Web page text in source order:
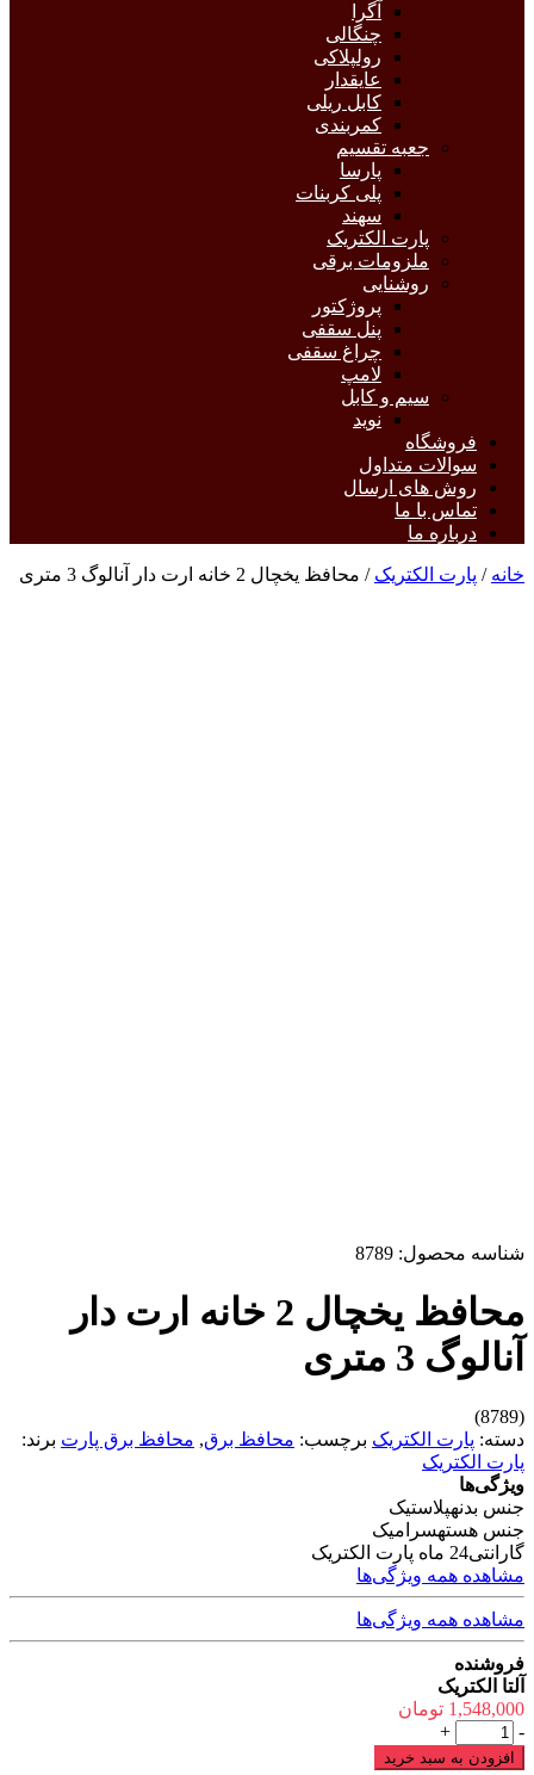
آگرا
چنگالی
رولپلاکی
عایقدار
کابل ریلی
کمربندی
جعبه تقسیم
پارسا
پلی کربنات
سهند
پارت الکتریک
ملزومات برقی
روشنایی
پروژکتور
پنل سقفی
چراغ سقفی
لامپ
سیم و کابل
نوید
فروشگاه
سوالات متداول
روش های ارسال
تماس با ما
درباره ما
خانه / پارت الکتریک / محافظ یخچال 2 خانه ارت دار آنالوگ 3 متری
شناسه محصول: 8789
محافظ یخچال 2 خانه ارت دار
آنالوگ 3 متری
(8789)
دسته: پارت الکتریک برچسب: محافظ برق, محافظ برق پارت برند:
پارت الکتریک
ویژگی‌ها
جنس بدنهپلاستیک
جنس هستهسرامیک
گارانتی24 ماه پارت الکتریک
مشاهده همه ویژگی‌ها
مشاهده همه ویژگی‌ها
فروشنده
آلتا الکتریک
1,548,000 تومان
محافظ
یخچال
-
+
افزودن به سبد خرید